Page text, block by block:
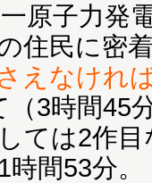
原子力発
住民に密
えなけれ
（3時間45
ては2作
間53分。